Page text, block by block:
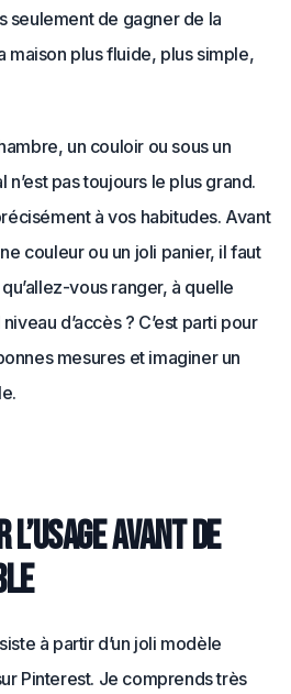
seulement de gagner de la
maison plus fluide, plus simple,
un couloir ou sous un
pas toujours le plus grand.
à vos habitudes. Avant
couleur ou un joli panier, il faut
vous ranger, à quelle
d’accès ? C’est parti pour
mesures et imaginer un
l’usage avant de
à partir d’un joli modèle
Pinterest. Je comprends très